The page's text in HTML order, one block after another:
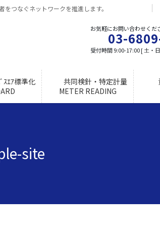
つなぐネットワークを推進します。
お気軽にお問い合わせくだ
03-
受付時間 9:00-17:00 [ 土・
ｽｴｱ標準化
共同検針・特定計量
METER READING
site